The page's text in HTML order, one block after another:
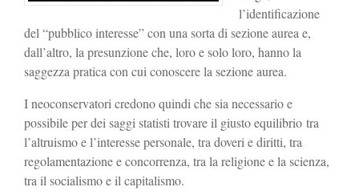
l’identificazione
del “pubblico interesse” con una sorta di sezione aurea e,
dall’altro, la presunzione che, loro e solo loro, hanno la
saggezza pratica con cui conoscere la sezione aurea.
I neoconservatori credono quindi che sia necessario e
possibile per dei saggi statisti trovare il giusto equilibrio tra
l’altruismo e l’interesse personale, tra doveri e diritti, tra
regolamentazione e concorrenza, tra la religione e la scienza,
tra il socialismo e il capitalismo.